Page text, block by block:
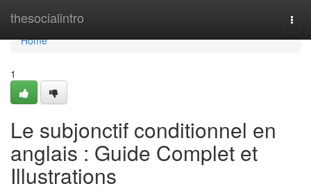
thesocialintro
Home
Home
1
Le subjonctif conditionnel en
anglais : Guide Complet et
Illustrations